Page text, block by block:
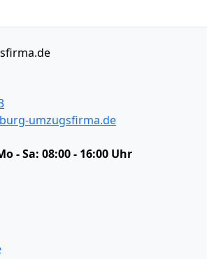
umzugsfirma.de
- Sa: 08:00 - 16:00 Uhr